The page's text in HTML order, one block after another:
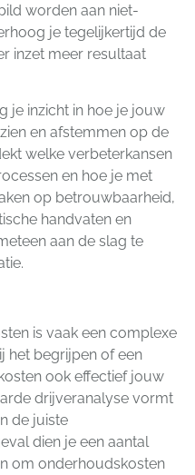
worden aan niet-
je tegelijkertijd de
inzet meer resultaat
je inzicht in hoe je jouw
en afstemmen op de
welke verbeterkansen
en hoe je met
op betrouwbaarheid,
handvaten en
aan de slag te
is vaak een complexe
het begrijpen of een
ook effectief jouw
drijveranalyse vormt
de juiste
dien je een aantal
om onderhoudskosten